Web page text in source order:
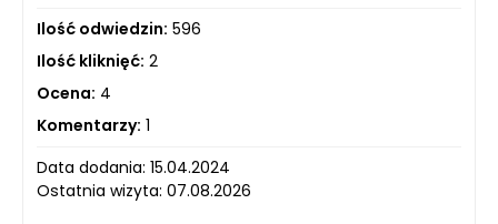
Ilość odwiedzin: 596
Ilość kliknięć: 2
Ocena: 4
Komentarzy: 1
Data dodania: 15.04.2024
Ostatnia wizyta: 07.08.2026